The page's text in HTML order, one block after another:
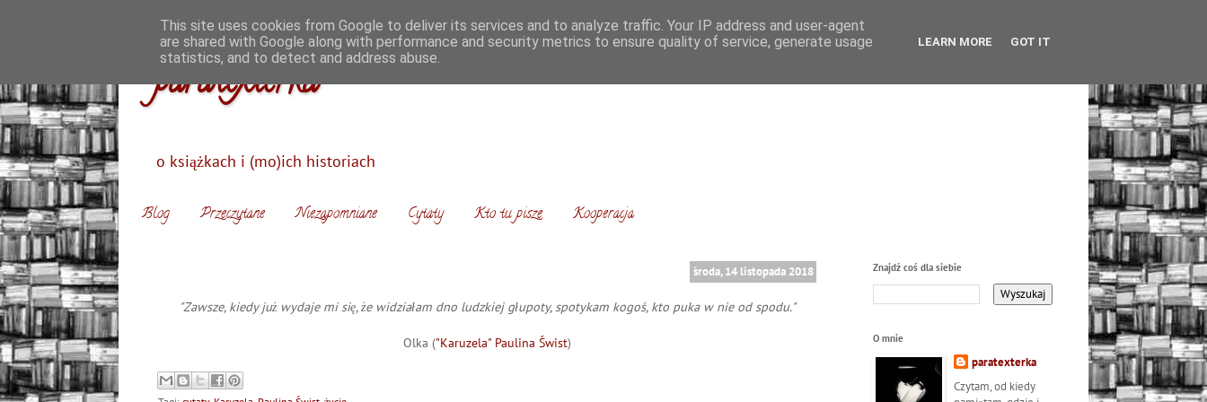
paratexterka
o książkach i (mo)ich historiach
Blog Przeczytane Niezapomniane Cytaty Kto tu pisze Kooperacja
środa, 14 listopada 2018
"Zawsze, kiedy już wydaje mi się, że widziałam dno ludzkiej głupoty, spotykam kogoś, kto puka w nie od spodu."
Olka ("Karuzela" Paulina Świst)
Znajdź coś dla siebie
O mnie
paratexterka
Czytam, od kiedy
This site uses cookies from Google to deliver its services and to analyze traffic. Your IP address and user-agent
are shared with Google along with performance and security metrics to ensure quality of service, generate usage
statistics, and to detect and address abuse.
LEARN MORE GOT IT